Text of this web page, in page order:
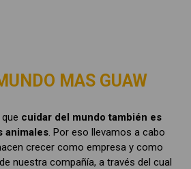
MAS GUAW
cuidar del mundo también es
animales. Por eso llevamos a cabo
crecer como empresa y como
nuestra compañía, a través del cual